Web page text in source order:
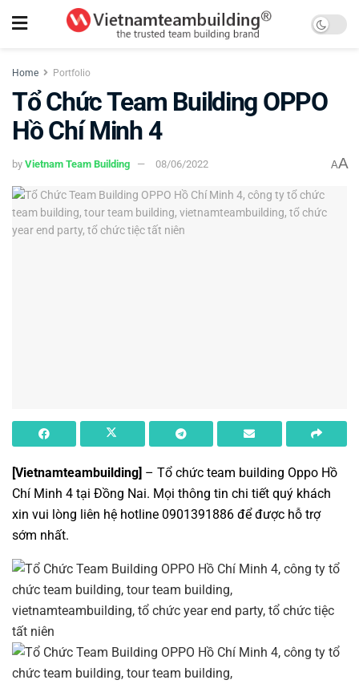
Home Portfolio
Tổ Chức Team Building OPPO
Hồ Chí Minh 4
by Vietnam Team Building 08/06/2022 AA
[Vietnamteambuilding] – Tổ chức team building Oppo Hồ
Chí Minh 4 tại Đồng Nai. Mọi thông tin chi tiết quý khách
xin vui lòng liên hệ hotline 0901391886 để được hỗ trợ
sớm nhất.